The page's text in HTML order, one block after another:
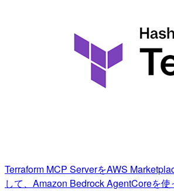
Terraform MCP ServerをAWS
して、Amazon Bedrock AgentCoreを